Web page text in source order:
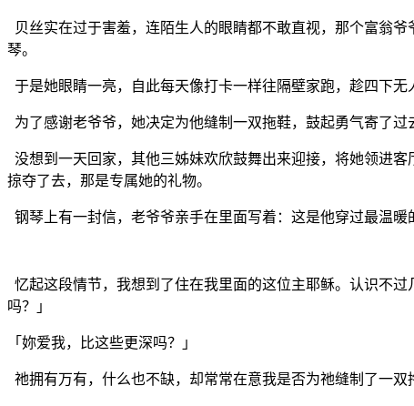
贝丝实在过于害羞，连陌生人的眼睛都不敢直视，那个富翁
琴。
于是她眼睛一亮，自此每天像打卡一样往隔壁家跑，趁四下无
为了感谢老爷爷，她决定为他缝制一双拖鞋，鼓起勇气寄了过
没想到一天回家，其他三姊妹欢欣鼓舞出来迎接，将她领进
掠夺了去，那是专属她的礼物。
钢琴上有一封信，老爷爷亲手在里面写着：这是他穿过最温暖
忆起这段情节，我想到了住在我里面的这位主耶稣。认识不
吗？」
「妳爱我，比这些更深吗？」
祂拥有万有，什么也不缺，却常常在意我是否为祂缝制了一双